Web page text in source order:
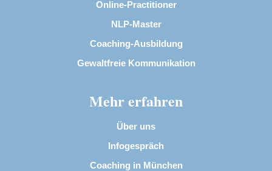
Online-Practitioner
NLP-Master
Coaching-Ausbildung
Gewaltfreie Kommunikation
Mehr erfahren
Über uns
Infogespräch
Coaching in München